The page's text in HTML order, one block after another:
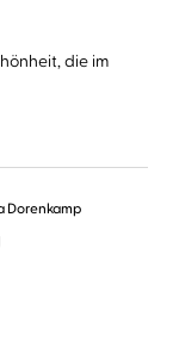
die im
Dorenkamp